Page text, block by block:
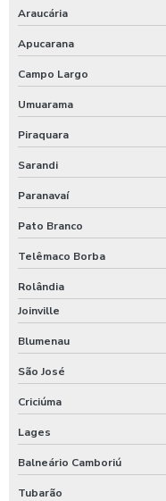
Araucária
Apucarana
Campo Largo
Umuarama
Piraquara
Sarandi
Paranavaí
Pato Branco
Telêmaco Borba
Rolândia
Joinville
Blumenau
São José
Criciúma
Lages
Balneário Camboriú
Tubarão